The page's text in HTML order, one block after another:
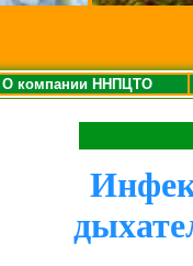
О компании ННПЦТО